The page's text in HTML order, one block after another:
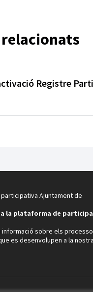
Registre
Ajuntament de
a la plataforma de
informació sobre els
es desenvolupen a la nostra